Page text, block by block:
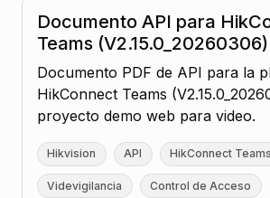
Documento API para
Teams (V2.15.0_20260306)
Documento PDF de API para la
HikConnect Teams
proyecto demo web para video.
Hikvision API HikConnect Teams
Videvigilancia Control de Acceso